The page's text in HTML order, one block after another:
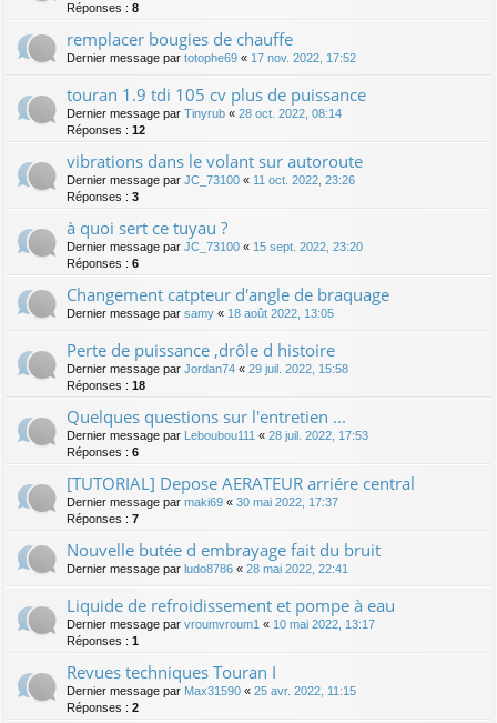
Réponses : 8
remplacer bougies de chauffe
Dernier message par totophe69 « 17 nov. 2022, 17:52
touran 1.9 tdi 105 cv plus de puissance
Dernier message par Tinyrub « 28 oct. 2022, 08:14
Réponses : 12
vibrations dans le volant sur autoroute
Dernier message par JC_73100 « 11 oct. 2022, 23:26
Réponses : 3
à quoi sert ce tuyau ?
Dernier message par JC_73100 « 15 sept. 2022, 23:20
Réponses : 6
Changement catpteur d'angle de braquage
Dernier message par samy « 18 août 2022, 13:05
Perte de puissance ,drôle d histoire
Dernier message par Jordan74 « 29 juil. 2022, 15:58
Réponses : 18
Quelques questions sur l'entretien ...
Dernier message par Leboubou111 « 28 juil. 2022, 17:53
Réponses : 6
[TUTORIAL] Depose AERATEUR arriére central
Dernier message par maki69 « 30 mai 2022, 17:37
Réponses : 7
Nouvelle butée d embrayage fait du bruit
Dernier message par ludo8786 « 28 mai 2022, 22:41
Liquide de refroidissement et pompe à eau
Dernier message par vroumvroum1 « 10 mai 2022, 13:17
Réponses : 1
Revues techniques Touran I
Dernier message par Max31590 « 25 avr. 2022, 11:15
Réponses : 2